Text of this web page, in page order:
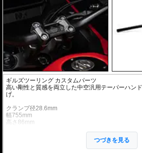
ギルズツーリング カスタムパーツ
高い剛性と質感を両立した中空汎用テーパーハン
げ。
クランプ径28.6mm
幅755mm
高さ86mm
つづきを見る